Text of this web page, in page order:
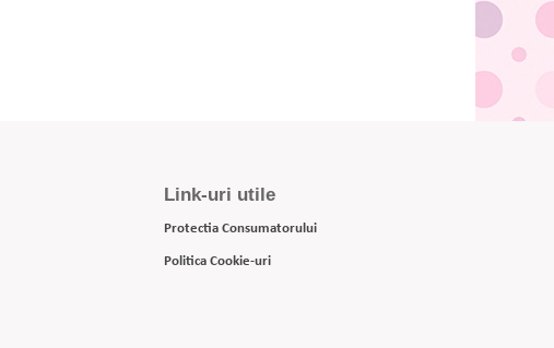
Link-uri utile
Protectia Consumatorului
Politica Cookie-uri